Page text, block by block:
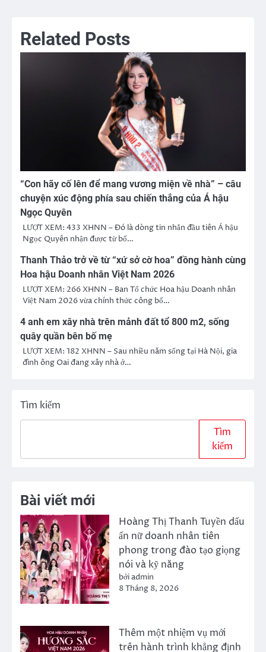
Related Posts
“Con hãy cố lên để mang vương miện về nhà” – câu
chuyện xúc động phía sau chiến thắng của Á hậu
Ngọc Quyên
LƯỢT XEM: 433 XHNN – Đó là dòng tin nhắn đầu tiên Á hậu
Ngọc Quyên nhận được từ bố…
Thanh Thảo trở về từ “xứ sở cờ hoa” đồng hành cùng
Hoa hậu Doanh nhân Việt Nam 2026
LƯỢT XEM: 266 XHNN – Ban Tổ chức Hoa hậu Doanh nhân
Việt Nam 2026 vừa chính thức công bố…
4 anh em xây nhà trên mảnh đất tổ 800 m2, sống
quây quần bên bố mẹ
LƯỢT XEM: 182 XHNN – Sau nhiều năm sống tại Hà Nội, gia
đình ông Oai đang xây nhà ở…
Tìm kiếm
Tìm
kiếm
Bài viết mới
Hoàng Thị Thanh Tuyền dấu
ấn nữ doanh nhân tiên
phong trong đào tạo giọng
nói và kỹ năng
bởi admin
8 Tháng 8, 2026
Thêm một nhiệm vụ mới
trên hành trình khẳng định